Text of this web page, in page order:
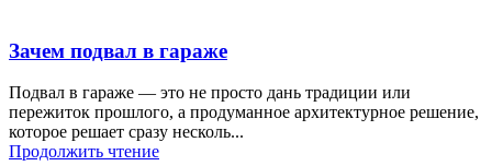
Зачем подвал в гараже
Подвал в гараже — это не просто дань традиции или
пережиток прошлого, а продуманное архитектурное решение,
которое решает сразу несколь...
Продолжить чтение